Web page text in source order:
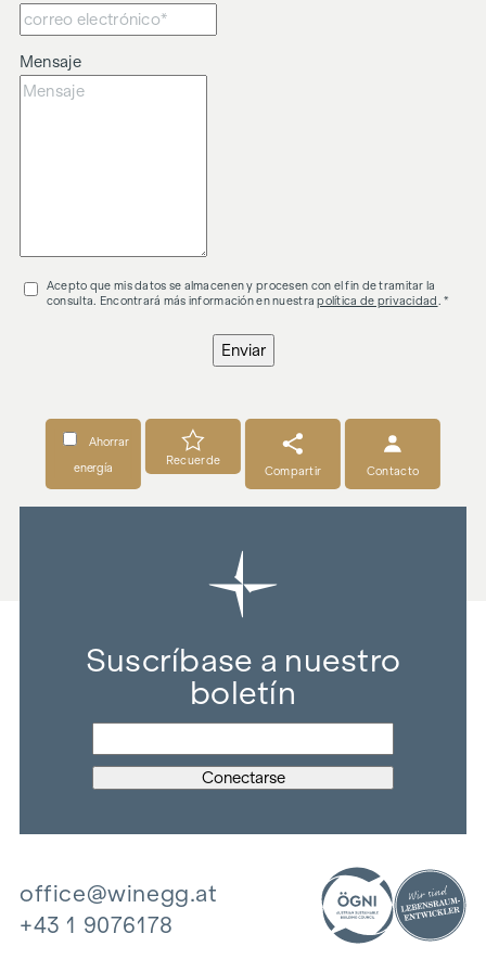
intermediación.
El intermediario actúa como agente doble.
Mensaje
Acepto que mis datos se almacenen y procesen con el fin de tramitar la
consulta. Encontrará más información en nuestrapolítica de privacidad . *
Enviar
Ahorrar
energía
Recuerde
Compartir
Contacto
Suscríbase a nuestro
boletín
office@winegg.at
+43 1 9076178